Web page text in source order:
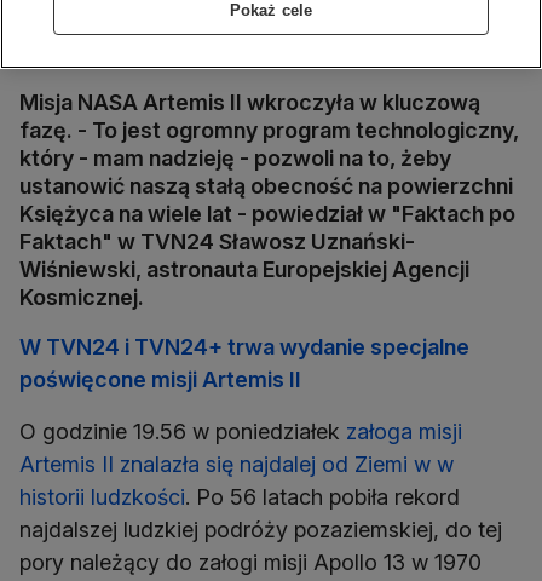
Uznański-Wiśniewski: jest to też dla mnie moment dużego wzruszenia
Źródło wideo: TVN24Źródło zdj. gł.: TVN24
Misja NASA Artemis II wkroczyła w kluczową
fazę. - To jest ogromny program technologiczny,
który - mam nadzieję - pozwoli na to, żeby
ustanowić naszą stałą obecność na powierzchni
Księżyca na wiele lat - powiedział w "Faktach po
Faktach" w TVN24 Sławosz Uznański-
Wiśniewski, astronauta Europejskiej Agencji
Kosmicznej.
W TVN24 i TVN24+ trwa wydanie specjalne
poświęcone misji Artemis II
O godzinie 19.56 w poniedziałek załoga misji
Artemis II znalazła się najdalej od Ziemi w w
historii ludzkości. Po 56 latach pobiła rekord
najdalszej ludzkiej podróży pozaziemskiej, do tej
pory należący do załogi misji Apollo 13 w 1970
Pokaż cele